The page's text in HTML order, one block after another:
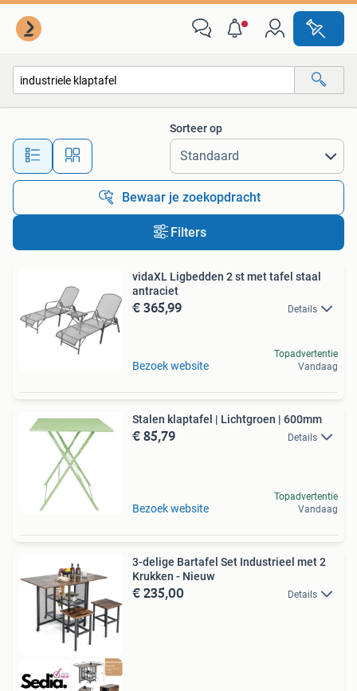
Alle afstanden…
Sorteer op
Bewaar je zoekopdracht
Filters
vidaXL Ligbedden 2 st met tafel staal
antraciet
€ 365,99 Details
Bezoek website
Topadvertentie
Vandaag
Stalen klaptafel | Lichtgroen | 600mm
€ 85,79 Details
Bezoek website
Topadvertentie
Vandaag
3-delige Bartafel Set Industrieel met 2
Krukken - Nieuw
€ 235,00 Details